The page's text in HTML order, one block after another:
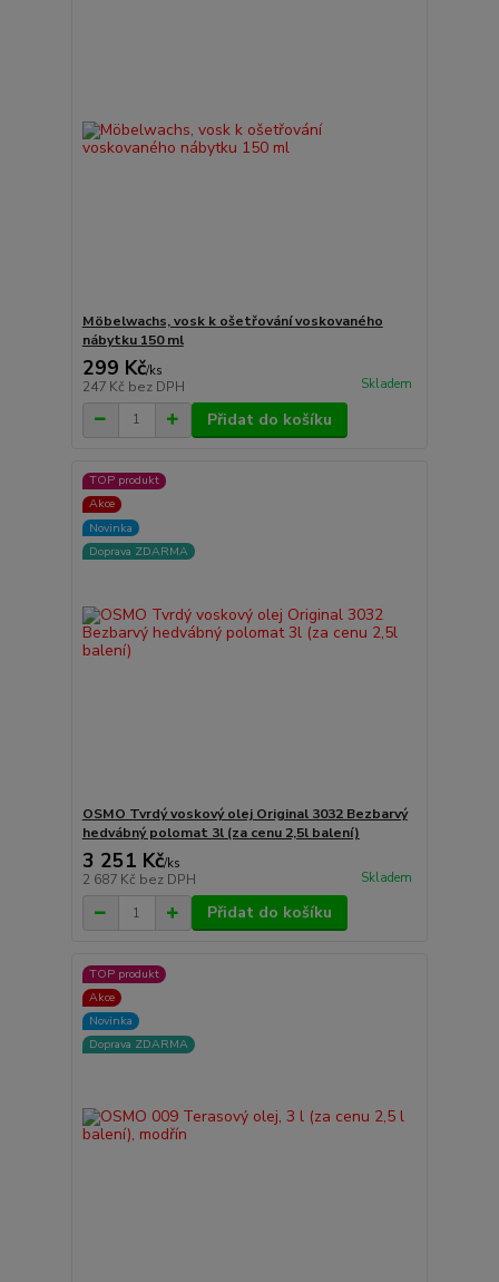
Möbelwachs, vosk k ošetřování voskovaného
nábytku 150 ml
299 Kč/ks
247 Kč bez DPH Skladem
Přidat do košíku
TOP produkt
Akce
Novinka
Doprava ZDARMA
OSMO Tvrdý voskový olej Original 3032 Bezbarvý
hedvábný polomat 3l (za cenu 2,5l balení)
3 251 Kč/ks
2 687 Kč bez DPH Skladem
Přidat do košíku
TOP produkt
Akce
Novinka
Doprava ZDARMA